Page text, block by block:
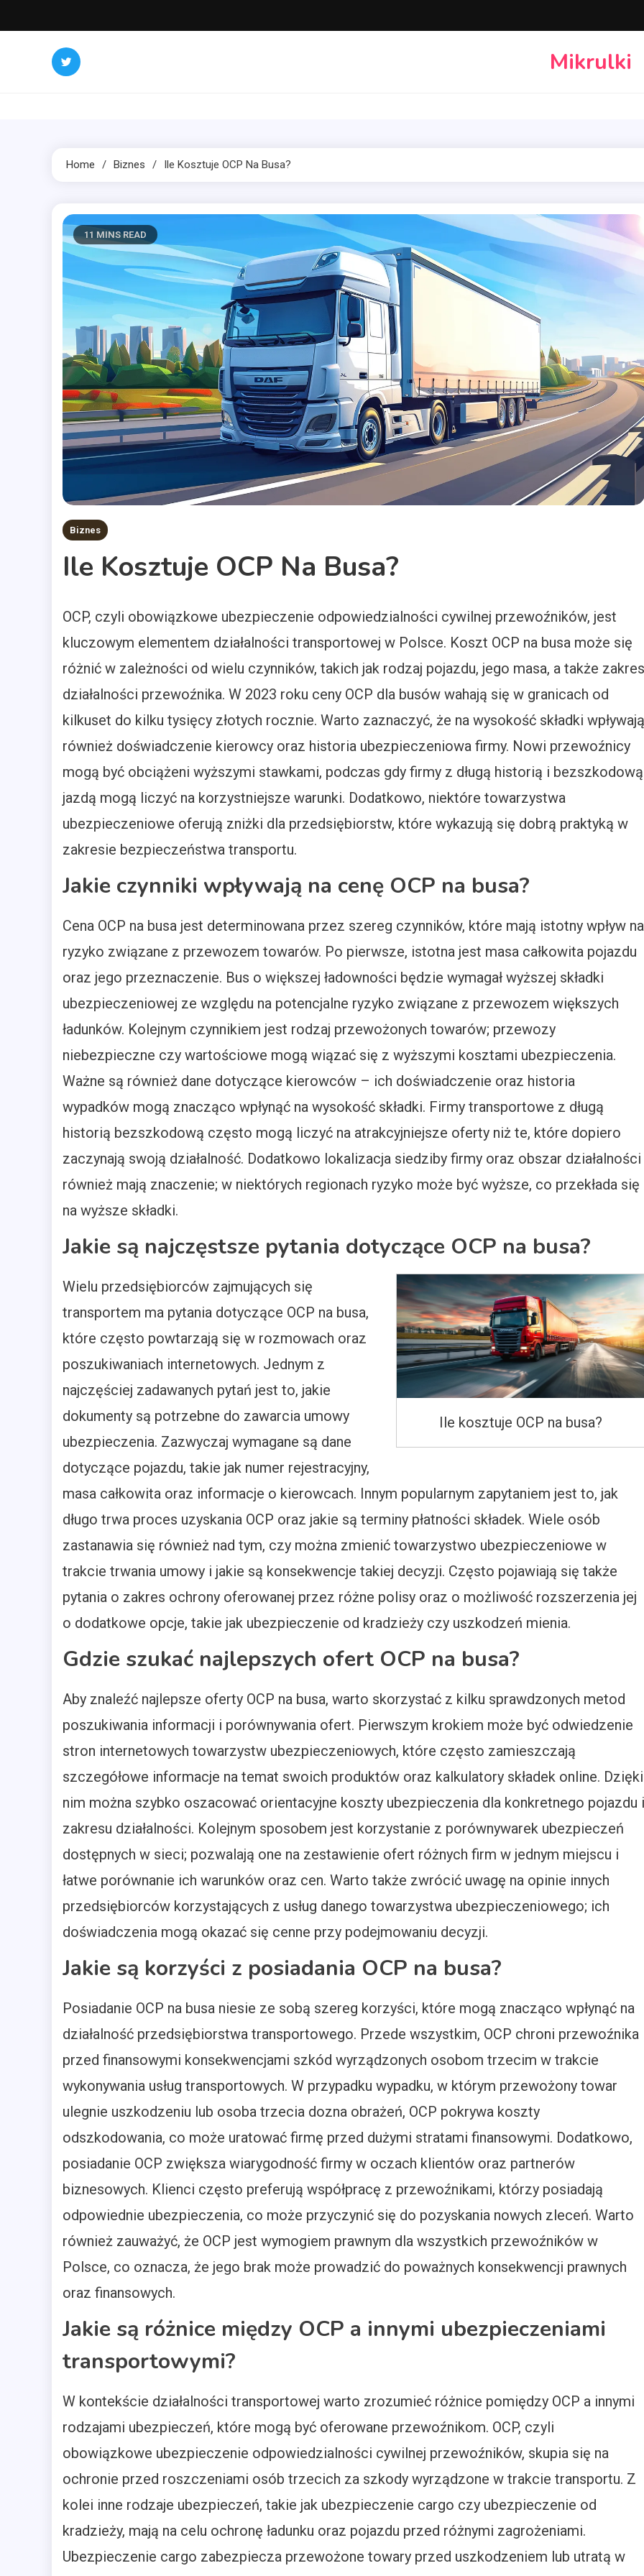
to
Mikrulki
Home Biznes Ile Kosztuje OCP Na Busa?
11 MINS READ
Biznes
Ile Kosztuje OCP Na Busa?
OCP, czyli obowiązkowe ubezpieczenie odpowiedzialności cywilnej przewoźników, jest
kluczowym elementem działalności transportowej w Polsce. Koszt OCP na busa może się
różnić w zależności od wielu czynników, takich jak rodzaj pojazdu, jego masa, a także zakres
działalności przewoźnika. W 2023 roku ceny OCP dla busów wahają się w granicach od
kilkuset do kilku tysięcy złotych rocznie. Warto zaznaczyć, że na wysokość składki wpływają
również doświadczenie kierowcy oraz historia ubezpieczeniowa firmy. Nowi przewoźnicy
mogą być obciążeni wyższymi stawkami, podczas gdy firmy z długą historią i bezszkodową
jazdą mogą liczyć na korzystniejsze warunki. Dodatkowo, niektóre towarzystwa
ubezpieczeniowe oferują zniżki dla przedsiębiorstw, które wykazują się dobrą praktyką w
zakresie bezpieczeństwa transportu.
Jakie czynniki wpływają na cenę OCP na busa?
Cena OCP na busa jest determinowana przez szereg czynników, które mają istotny wpływ na
ryzyko związane z przewozem towarów. Po pierwsze, istotna jest masa całkowita pojazdu
oraz jego przeznaczenie. Bus o większej ładowności będzie wymagał wyższej składki
ubezpieczeniowej ze względu na potencjalne ryzyko związane z przewozem większych
ładunków. Kolejnym czynnikiem jest rodzaj przewożonych towarów; przewozy
niebezpieczne czy wartościowe mogą wiązać się z wyższymi kosztami ubezpieczenia.
Ważne są również dane dotyczące kierowców – ich doświadczenie oraz historia
wypadków mogą znacząco wpłynąć na wysokość składki. Firmy transportowe z długą
historią bezszkodową często mogą liczyć na atrakcyjniejsze oferty niż te, które dopiero
zaczynają swoją działalność. Dodatkowo lokalizacja siedziby firmy oraz obszar działalności
również mają znaczenie; w niektórych regionach ryzyko może być wyższe, co przekłada się
na wyższe składki.
Jakie są najczęstsze pytania dotyczące OCP na busa?
Ile kosztuje OCP na busa?
Wielu przedsiębiorców zajmujących się
transportem ma pytania dotyczące OCP na busa,
które często powtarzają się w rozmowach oraz
poszukiwaniach internetowych. Jednym z
najczęściej zadawanych pytań jest to, jakie
dokumenty są potrzebne do zawarcia umowy
ubezpieczenia. Zazwyczaj wymagane są dane
dotyczące pojazdu, takie jak numer rejestracyjny,
masa całkowita oraz informacje o kierowcach. Innym popularnym zapytaniem jest to, jak
długo trwa proces uzyskania OCP oraz jakie są terminy płatności składek. Wiele osób
zastanawia się również nad tym, czy można zmienić towarzystwo ubezpieczeniowe w
trakcie trwania umowy i jakie są konsekwencje takiej decyzji. Często pojawiają się także
pytania o zakres ochrony oferowanej przez różne polisy oraz o możliwość rozszerzenia jej
o dodatkowe opcje, takie jak ubezpieczenie od kradzieży czy uszkodzeń mienia.
Gdzie szukać najlepszych ofert OCP na busa?
Aby znaleźć najlepsze oferty OCP na busa, warto skorzystać z kilku sprawdzonych metod
poszukiwania informacji i porównywania ofert. Pierwszym krokiem może być odwiedzenie
stron internetowych towarzystw ubezpieczeniowych, które często zamieszczają
szczegółowe informacje na temat swoich produktów oraz kalkulatory składek online. Dzięki
nim można szybko oszacować orientacyjne koszty ubezpieczenia dla konkretnego pojazdu i
zakresu działalności. Kolejnym sposobem jest korzystanie z porównywarek ubezpieczeń
dostępnych w sieci; pozwalają one na zestawienie ofert różnych firm w jednym miejscu i
łatwe porównanie ich warunków oraz cen. Warto także zwrócić uwagę na opinie innych
przedsiębiorców korzystających z usług danego towarzystwa ubezpieczeniowego; ich
doświadczenia mogą okazać się cenne przy podejmowaniu decyzji.
Jakie są korzyści z posiadania OCP na busa?
Posiadanie OCP na busa niesie ze sobą szereg korzyści, które mogą znacząco wpłynąć na
działalność przedsiębiorstwa transportowego. Przede wszystkim, OCP chroni przewoźnika
przed finansowymi konsekwencjami szkód wyrządzonych osobom trzecim w trakcie
wykonywania usług transportowych. W przypadku wypadku, w którym przewożony towar
ulegnie uszkodzeniu lub osoba trzecia dozna obrażeń, OCP pokrywa koszty
odszkodowania, co może uratować firmę przed dużymi stratami finansowymi. Dodatkowo,
posiadanie OCP zwiększa wiarygodność firmy w oczach klientów oraz partnerów
biznesowych. Klienci często preferują współpracę z przewoźnikami, którzy posiadają
odpowiednie ubezpieczenia, co może przyczynić się do pozyskania nowych zleceń. Warto
również zauważyć, że OCP jest wymogiem prawnym dla wszystkich przewoźników w
Polsce, co oznacza, że jego brak może prowadzić do poważnych konsekwencji prawnych
oraz finansowych.
Jakie są różnice między OCP a innymi ubezpieczeniami
transportowymi?
W kontekście działalności transportowej warto zrozumieć różnice pomiędzy OCP a innymi
rodzajami ubezpieczeń, które mogą być oferowane przewoźnikom. OCP, czyli
obowiązkowe ubezpieczenie odpowiedzialności cywilnej przewoźników, skupia się na
ochronie przed roszczeniami osób trzecich za szkody wyrządzone w trakcie transportu. Z
kolei inne rodzaje ubezpieczeń, takie jak ubezpieczenie cargo czy ubezpieczenie od
kradzieży, mają na celu ochronę ładunku oraz pojazdu przed różnymi zagrożeniami.
Ubezpieczenie cargo zabezpiecza przewożone towary przed uszkodzeniem lub utratą w